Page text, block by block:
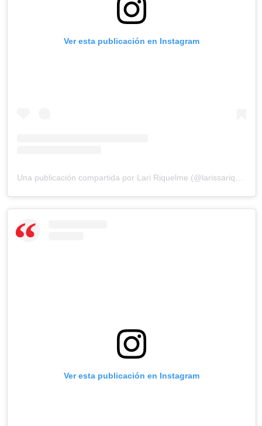
Ver esta publicación en Instagram
Ver esta publicación en Instagram